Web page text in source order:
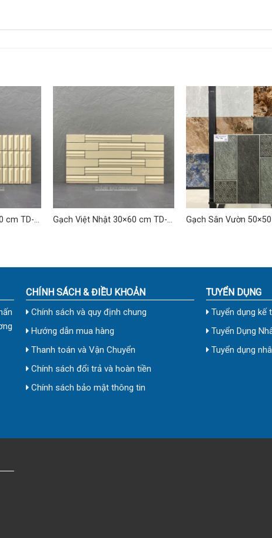
cm TD-
Gạch Việt Nhật 30×60 cm TD-
Gạch Sân Vườn
CHÍNH SÁCH & ĐIỀU KHOẢN
Chính sách và quy định chung
Hướng dẫn mua hàng
Thanh toán và Vận Chuyển
Chính sách đổi trả và hoàn tiền
Chính sách bảo mật thông tin
TUYỂN DỤNG
Tuyển dụng kế
Tuyển Dụng
Tuyển dụng